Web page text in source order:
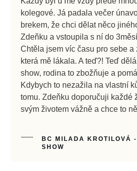
kolegové. Já padala večer
brekem, že chci dělat něco
Zdeňku a vstoupila s ní do
Chtěla jsem víc času pro sebe a
která mě lákala. A teď?! Teď
show, rodina to zbožňuje a
Kdybych to nezažila na vlastní
tomu. Zdeňku doporučuji každé
svým životem vážně a chce to
BC MILADA KROTILOVÁ
SHOW